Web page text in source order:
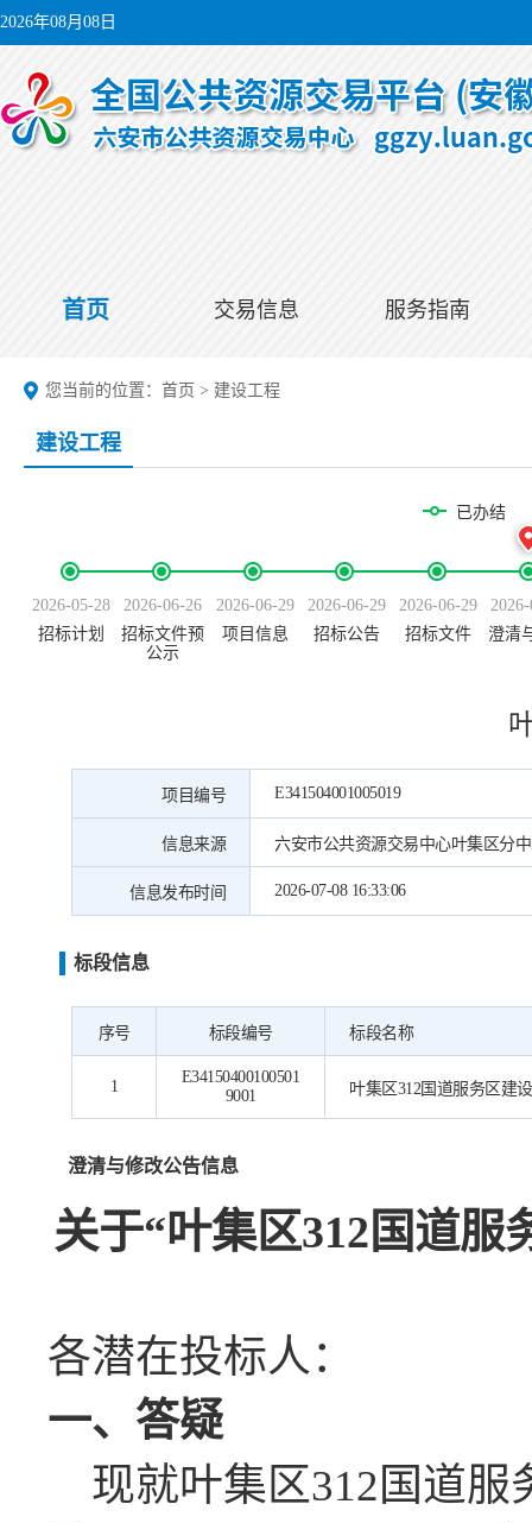
2026年08月08日
首页 交易信息 服务指南
您当前的位置： 首页 > 建设工程
建设工程
已办结
2026-05-28
招标计划
2026-06-26
招标文件预
公示
2026-06-29
项目信息
2026-06-29
招标公告
2026-06-29
招标文件
澄清
项目编号 E341504001005019
信息来源 六安市公共资源交易中心叶集区分
信息发布时间 2026-07-08 16:33:06
标段信息
序号 标段编号 标段名称
1
E34150400100501
9001
叶集区312国道服务区建
澄清与修改公告信息
关于“叶集区312国道服
各潜在投标人：
一、答疑
现就叶集区312国道服